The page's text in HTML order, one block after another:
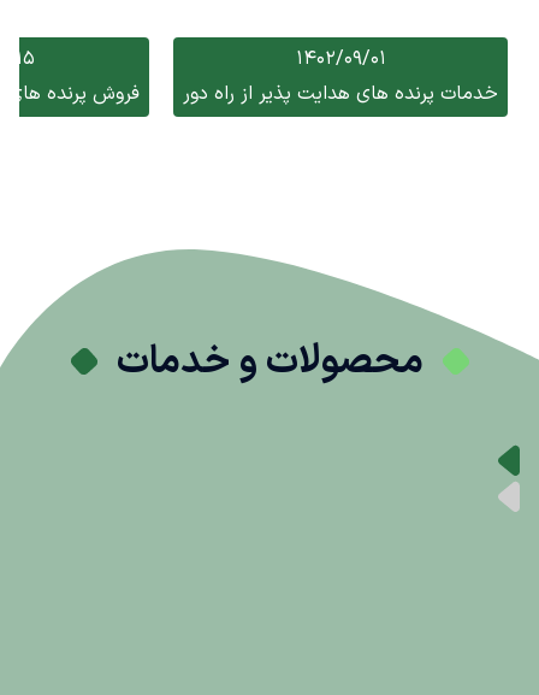
1402/09/01
خدمات پرنده های هدایت پذیر از راه دور
15
فروش پرنده های
محصولات و خدمات